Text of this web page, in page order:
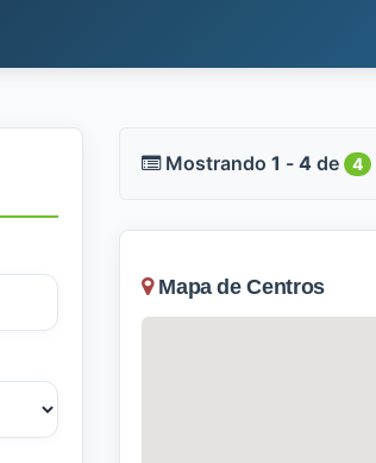
Mostrando 1 - 4 de 4
Mapa de Centros